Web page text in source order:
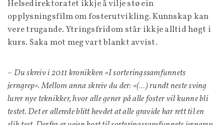
Helsedirektoratet ikkje å vilje stø ein
opplysningsfilm om fosterutvikling. Kunnskap kan
vere trugande. Ytringsfridom står ikkje alltid høgt i
kurs. Saka mot meg vart blankt avvist.
– Du skreiv i 2011 kronikken «I sorteringssamfunnets
jerngrep». Mellom anna skreiv du der: «(…) rundt neste sving
lurer nye teknikker, hvor alle gener på alle foster vil kunne bli
testet. Det er allerede blitt hevdet at alle gravide har rett til en